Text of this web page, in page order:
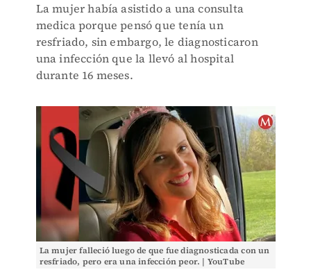
La mujer había asistido a una consulta
medica porque pensó que tenía un
resfriado, sin embargo, le diagnosticaron
una infección que la llevó al hospital
durante 16 meses.
La mujer falleció luego de que fue diagnosticada con un
resfriado, pero era una infección peor. | YouTube